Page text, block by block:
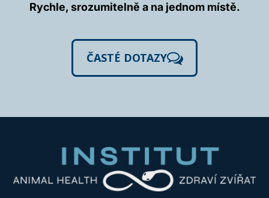
Rychle, srozumitelně a na jednom místě.
ČASTÉ DOTAZY